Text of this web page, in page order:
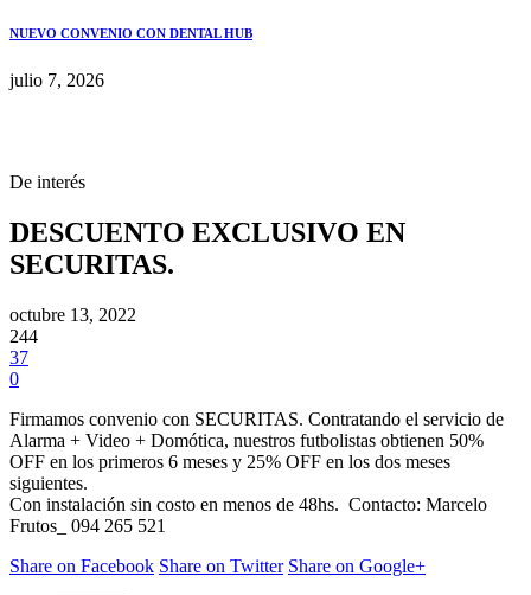
NUEVO CONVENIO CON DENTAL HUB
julio 7, 2026
De interés
DESCUENTO EXCLUSIVO EN
SECURITAS.
octubre 13, 2022
244
37
0
Firmamos convenio con SECURITAS. Contratando el servicio de
Alarma + Video + Domótica, nuestros futbolistas obtienen 50%
OFF en los primeros 6 meses y 25% OFF en los dos meses
siguientes.
Con instalación sin costo en menos de 48hs. Contacto: Marcelo
Frutos_ 094 265 521
Share on Facebook Share on Twitter Share on Google+